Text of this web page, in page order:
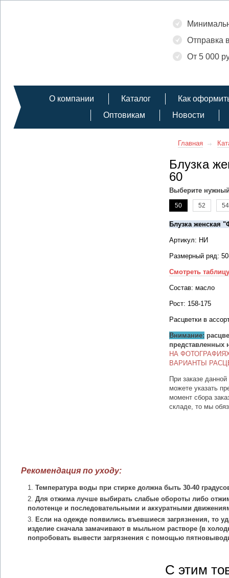
Отправка
От 5 000
О компании Каталог
Как
Оптовикам
Новости
Главная
Блузка
60
Выберите
50 52 54
Блузка женская
Артикул: НИ
Размерный ряд:
Смотреть
Состав: масло
Рост: 158-175
Расцветки в
Внимание:
представленных
НА
ВАРИАНТЫ
При заказе
можете указать
момент сбора
складе, то мы
Рекомендация по уходу:
Температура воды при стирке должна быть 30-40
Для отжима лучше выбирать слабые обороты либо
полотенце и последовательными и аккуратными
Если на одежде появились въевшиеся загрязнения, то
изделие сначала замачивают в мыльном растворе (в
попробовать вывести загрязнения с помощью
С этим